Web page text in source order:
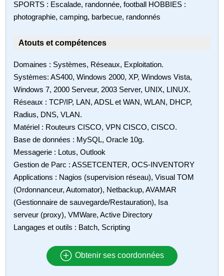
SPORTS : Escalade, randonnée, football HOBBIES :
photographie, camping, barbecue, randonnés
Atouts et compétences
Domaines : Systèmes, Réseaux, Exploitation.
Systèmes: AS400, Windows 2000, XP, Windows Vista,
Windows 7, 2000 Serveur, 2003 Server, UNIX, LINUX.
Réseaux : TCP/IP, LAN, ADSL et WAN, WLAN, DHCP,
Radius, DNS, VLAN.
Matériel : Routeurs CISCO, VPN CISCO, CISCO.
Base de données : MySQL, Oracle 10g.
Messagerie : Lotus, Outlook
Gestion de Parc : ASSETCENTER, OCS-INVENTORY
Applications : Nagios (supervision réseau), Visual TOM
(Ordonnanceur, Automator), Netbackup, AVAMAR
(Gestionnaire de sauvegarde/Restauration), Isa
serveur (proxy), VMWare, Active Directory
Langages et outils : Batch, Scripting
Obtenir ses coordonnées